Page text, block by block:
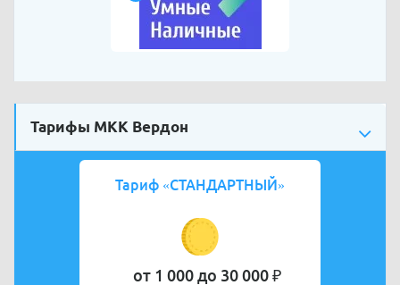
Тарифы МКК Вердон
Тариф «СТАНДАРТНЫЙ»
от 1 000 до 30 000 ₽